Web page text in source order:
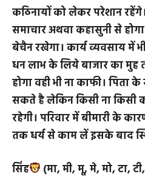
कर्क (ही, हू, हे, हो, डा, डी, डू,
आज का दिन दामपत्य जीवन
कठिनायों को लेकर परेशान
समाचार अथवा कहासुनी से
बेचैन रखेगा। कार्य व्यवसाय में
धन लाभ के लिये बाजार का मुह
होगा वही भी ना काफी। पिता
सकते है लेकिन किसी ना किसी
रहेगी। परिवार में बीमारी के
तक धर्य से काम लें इसके बाद